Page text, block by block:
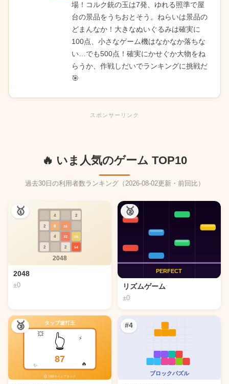
場！コルク銃の玉は7発、ゆれる照準で屋
台の景品をうちおとそう。ねらいは景品の
どまんなか！大きなぬいぐるみは確実に
100点、小さなゲーム機はなかなか落ちな
い…でも500点！確実にかせぐか大物をね
らうか、作戦しだいでランキングに挑戦だ
🎯
スポンサーリンク
🔥 いま人気のゲーム TOP10
過去30日の利用者数ランキング（2026-08-02更新・前回比）
🥇
2048
±0
🥈
リズムゲーム
±0
🥉 #4